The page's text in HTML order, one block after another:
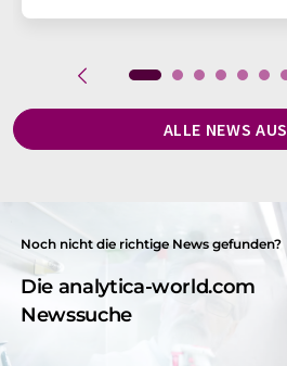
ALLE NEWS AUS
Noch nicht die richtige News gefunden?
Die analytica-world.com
Newssuche